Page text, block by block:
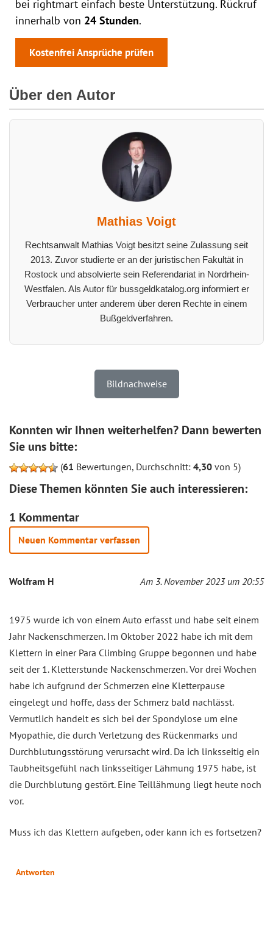
bei rightmart einfach beste Unterstützung. Rückruf
innerhalb von 24 Stunden.
Kostenfrei Ansprüche prüfen
Über den Autor
Mathias Voigt
Rechtsanwalt Mathias Voigt besitzt seine Zulassung seit
2013. Zuvor studierte er an der juristischen Fakultät in
Rostock und absolvierte sein Referendariat in Nordrhein-
Westfalen. Als Autor für bussgeldkatalog.org informiert er
Verbraucher unter anderem über deren Rechte in einem
Bußgeldverfahren.
Bildnachweise
Konnten wir Ihnen weiterhelfen? Dann bewerten
Sie uns bitte:
(61 Bewertungen, Durchschnitt: 4,30 von 5)
Diese Themen könnten Sie auch interessieren:
1 Kommentar
Neuen Kommentar verfassen
Wolfram H Am 3. November 2023 um 20:55
1975 wurde ich von einem Auto erfasst und habe seit einem
Jahr Nackenschmerzen. Im Oktober 2022 habe ich mit dem
Klettern in einer Para Climbing Gruppe begonnen und habe
seit der 1. Kletterstunde Nackenschmerzen. Vor drei Wochen
habe ich aufgrund der Schmerzen eine Kletterpause
eingelegt und hoffe, dass der Schmerz bald nachlässt.
Vermutlich handelt es sich bei der Spondylose um eine
Myopathie, die durch Verletzung des Rückenmarks und
Durchblutungsstörung verursacht wird. Da ich linksseitig ein
Taubheitsgefühl nach linksseitiger Lähmung 1975 habe, ist
die Durchblutung gestört. Eine Teillähmung liegt heute noch
vor.
Muss ich das Klettern aufgeben, oder kann ich es fortsetzen?
Antworten